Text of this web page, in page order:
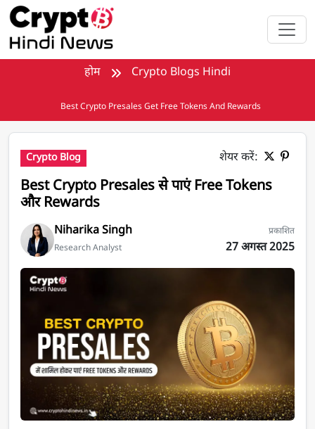
मुख्य सामग्री पर जाएँ
होम Crypto Blogs Hindi
Best Crypto Presales Get Free Tokens And Rewards
Crypto Blog शेयर करें:
Best Crypto Presales से पाएं Free Tokens
और Rewards
Niharika Singh
Research Analyst
प्रकाशित
27 अगस्त 2025
Best Crypto Presales में शामिल होकर पाएं Free Tokens और